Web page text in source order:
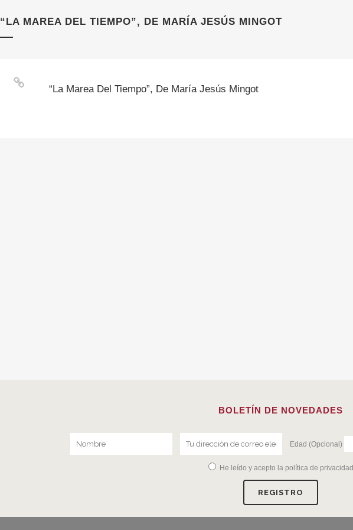
“LA MAREA DEL TIEMPO”, DE MARÍA JESÚS MINGOT
“La Marea Del Tiempo”, De María Jesús Mingot
BOLETÍN DE NOVEDADES
Edad (Opcional)
He leído y acepto la política de privacidad